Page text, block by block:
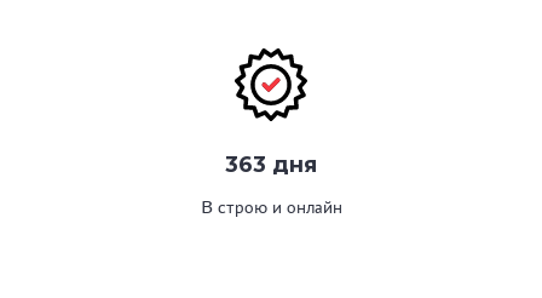
363 дня
В строю и онлайн